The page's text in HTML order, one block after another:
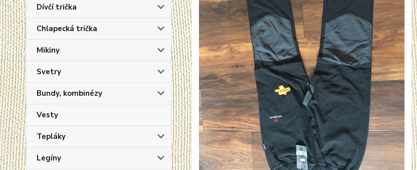
Dívčí trička
Chlapecká trička
Mikiny
Svetry
Bundy, kombinézy
Vesty
Tepláky
Legíny